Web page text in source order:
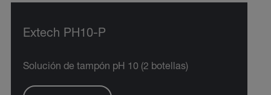
Extech PH10-P
Solución de tampón pH 10 (2 botellas)